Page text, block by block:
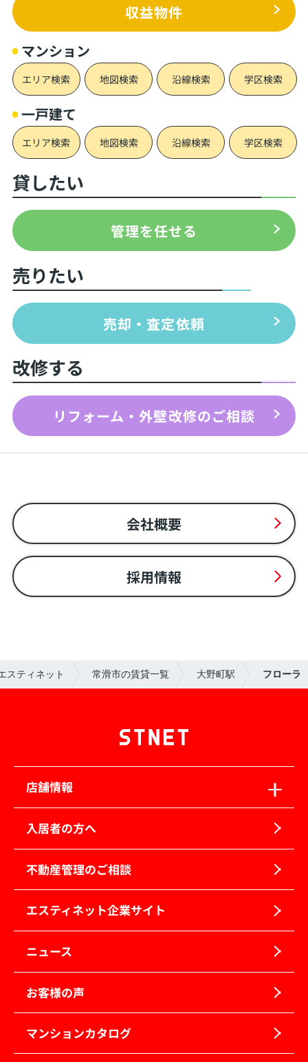
収益物件
マンション
エリア検索 地図検索 沿線検索 学区検索
一戸建て
エリア検索 地図検索 沿線検索 学区検索
貸したい
管理を任せる
売りたい
売却・査定依頼
改修する
リフォーム・外壁改修のご相談
会社概要
採用情報
スティネット 常滑市の賃貸一覧 大野町駅 フローラ
店舗情報
入居者の方へ
不動産管理のご相談
エスティネット企業サイト
ニュース
お客様の声
マンションカタログ